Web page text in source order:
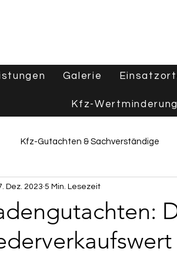
Galerie
Kfz-
Kfz-Gutachten & Sachverständige
Wertgutachten &
Aktuelles &
Dez. 2023 5 Min. Lesezeit